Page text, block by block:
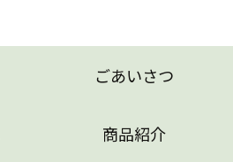
ごあいさつ
商品紹介